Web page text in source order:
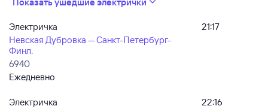
Электричка
Невская Дубровка — Санкт-Петербург-
Финл.
6940
Ежедневно
21:17
Электричка
22:16